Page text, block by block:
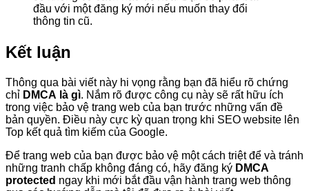
đầu với một đăng ký mới nếu muốn thay đổi
thông tin cũ.
Kết luận
Thông qua bài viết này hi vọng rằng bạn đã hiểu rõ chứng
chỉ DMCA là gì. Nắm rõ được công cụ này sẽ rất hữu ích
trong việc bảo vệ trang web của bạn trước những vấn đề
bản quyền. Điều này cực kỳ quan trọng khi SEO website lên
Top kết quả tìm kiếm của Google.
Để trang web của bạn được bảo vệ một cách triệt để và tránh
những tranh chấp không đáng có, hãy đăng ký DMCA
protected ngay khi mới bắt đầu vận hành trang web thông